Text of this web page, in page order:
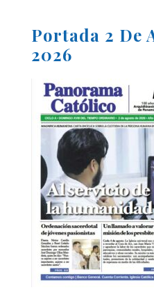
Portada 2 De
2026